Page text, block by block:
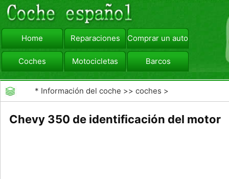
Home Reparaciones Comprar un automóvil
Coches Motocicletas Barcos
viajar Camiones
* Información del coche >>coches >
Chevy 350 de identificación del motor